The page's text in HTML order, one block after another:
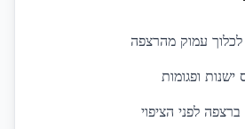
לכלוך עמוק מהרצפה
ופגומות
לפני הציפוי